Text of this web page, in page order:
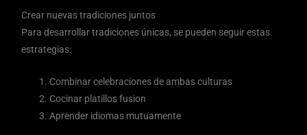
Crear nuevas tradiciones juntos
Para desarrollar tradiciones únicas, se pueden seguir estas
estrategias:
Combinar celebraciones de ambas culturas
Cocinar platillos fusion
Aprender idiomas mutuamente